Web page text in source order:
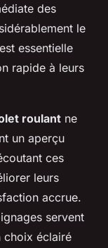
des
le
essentielle
rapide à leurs
roulant ne
un aperçu
ces
leurs
accrue.
servent
choix éclairé